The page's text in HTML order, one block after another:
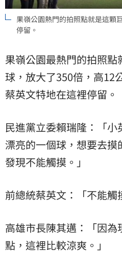
果嶺公園熱門的拍照點就是這顆
停留。
果嶺公園最熱門的拍照
球，放大了350倍，高12
蔡英文特地在這裡停留。
民進黨立委賴瑞隆：「
漂亮的一個球，想要去
發現不能觸摸。」
前總統蔡英文：「不能觸
高雄市長陳其邁：「因
點，這裡比較涼爽。」